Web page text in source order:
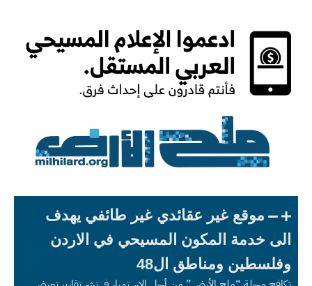
موقع غير عقائدي غير طائفي يهدف
الى خدمة المكون المسيحي في الاردن
وفلسطين ومناطق ال48